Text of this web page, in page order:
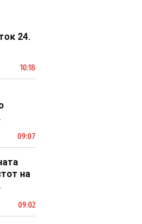
24.
10:18
09:07
на
09:02